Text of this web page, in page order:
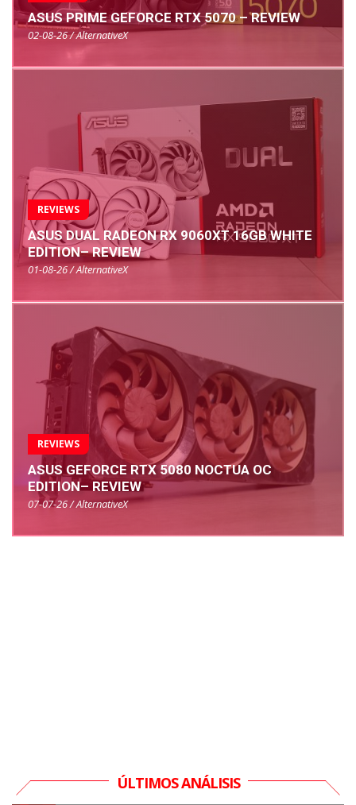
ASUS PRIME GEFORCE RTX 5070 – REVIEW
02-08-26 / AlternativeX
REVIEWS
ASUS DUAL RADEON RX 9060XT 16GB WHITE
EDITION– REVIEW
01-08-26 / AlternativeX
REVIEWS
ASUS GEFORCE RTX 5080 NOCTUA OC
EDITION– REVIEW
07-07-26 / AlternativeX
ÚLTIMOS ANÁLISIS